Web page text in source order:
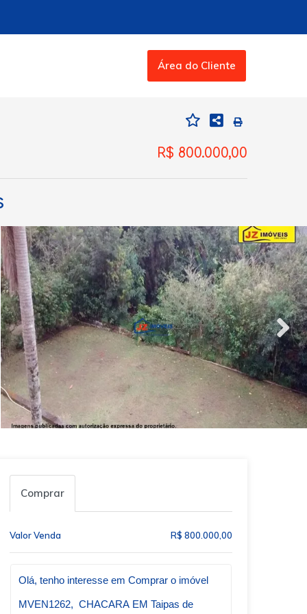
Área do Cliente
R$ 800.000,00
Comprar
Valor Venda R$ 800.000,00